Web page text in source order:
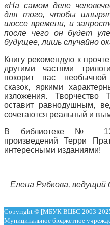
«На самом деле
для того, чтобы
шоссе времени, и
после чего он будет
будущее, лишь случайно
Книгу рекомендую к
другими частями
покорит вас необычной
сказок, яркими
изложения. Творчество
оставит равнодушным,
сочетаются реальный и
В библиотеке № 13
произведений Терри
интересными изданиями!
Елена Рябкова,
Copyright © [МБУК ВЦБС 2003-
Муниципальное бюджетное